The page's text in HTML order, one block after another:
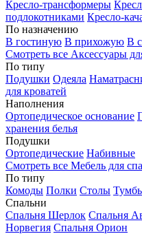
Кресло-трансформеры
подлокотниками Кресло-
По назначению
В гостиную В прихожую В
Смотреть все Аксессуары
По типу
Подушки Одеяла
для кроватей
Наполнения
Ортопедическое основание
хранения белья
Подушки
Ортопедические Набивные
Смотреть все Мебель для
По типу
Комоды Полки Столы
Спальни
Спальня Шерлок Спальня
Норвегия Спальня Орион